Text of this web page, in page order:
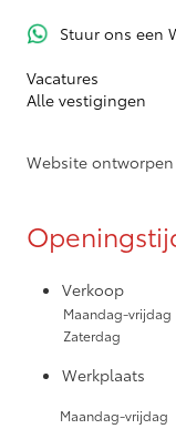
Stuur ons een
Vacatures
Alle vestigingen
Website
Verkoop
Maandag-vrijdag
Zaterdag
Werkplaats
Maandag-vrijdag